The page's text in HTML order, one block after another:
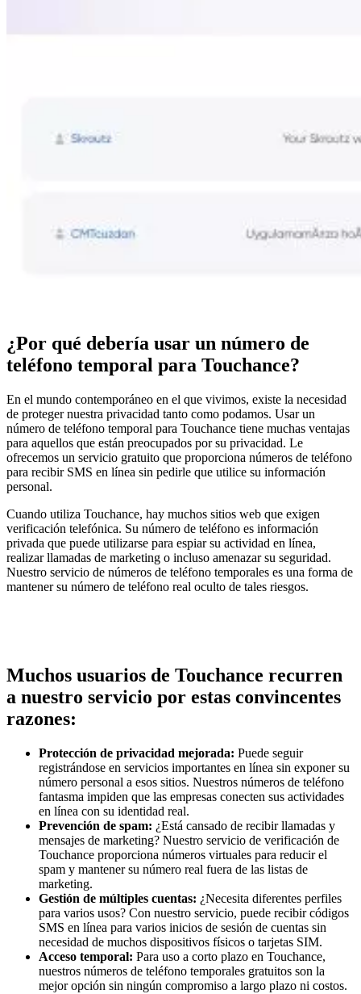
¿Por qué debería usar un número de
teléfono temporal para Touchance?
En el mundo contemporáneo en el que vivimos, existe la necesidad
de proteger nuestra privacidad tanto como podamos. Usar un
número de teléfono temporal para Touchance tiene muchas ventajas
para aquellos que están preocupados por su privacidad. Le
ofrecemos un servicio gratuito que proporciona números de teléfono
para recibir SMS en línea sin pedirle que utilice su información
personal.
Cuando utiliza Touchance, hay muchos sitios web que exigen
verificación telefónica. Su número de teléfono es información
privada que puede utilizarse para espiar su actividad en línea,
realizar llamadas de marketing o incluso amenazar su seguridad.
Nuestro servicio de números de teléfono temporales es una forma de
mantener su número de teléfono real oculto de tales riesgos.
Muchos usuarios de Touchance recurren
a nuestro servicio por estas convincentes
razones:
Protección de privacidad mejorada: Puede seguir
registrándose en servicios importantes en línea sin exponer su
número personal a esos sitios. Nuestros números de teléfono
fantasma impiden que las empresas conecten sus actividades
en línea con su identidad real.
Prevención de spam: ¿Está cansado de recibir llamadas y
mensajes de marketing? Nuestro servicio de verificación de
Touchance proporciona números virtuales para reducir el
spam y mantener su número real fuera de las listas de
marketing.
Gestión de múltiples cuentas: ¿Necesita diferentes perfiles
para varios usos? Con nuestro servicio, puede recibir códigos
SMS en línea para varios inicios de sesión de cuentas sin
necesidad de muchos dispositivos físicos o tarjetas SIM.
Acceso temporal: Para uso a corto plazo en Touchance,
nuestros números de teléfono temporales gratuitos son la
mejor opción sin ningún compromiso a largo plazo ni costos.